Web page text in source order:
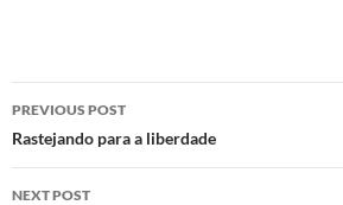
Post
navigation
PREVIOUS POST
Rastejando para a liberdade
NEXT POST